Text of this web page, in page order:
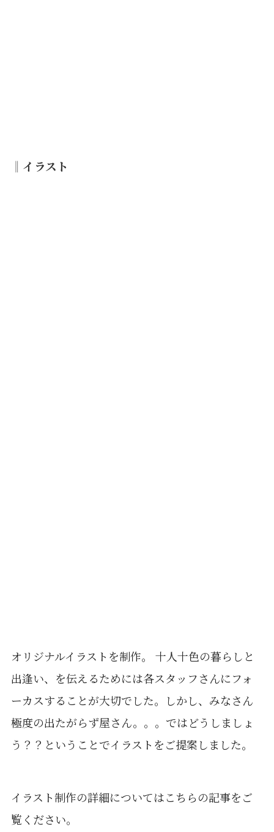
‖イラスト
オリジナルイラストを制作。 十人十色の暮らしと
出逢い、を伝えるためには各スタッフさんにフォ
ーカスすることが大切でした。しかし、みなさん
極度の出たがらず屋さん。。。ではどうしましょ
う？？ということでイラストをご提案しました。
イラスト制作の詳細についてはこちらの記事をご
覧ください。